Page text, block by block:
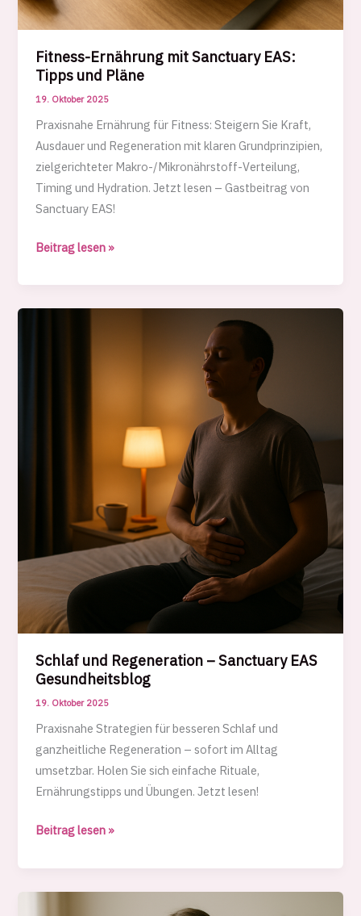
Fitness-Ernährung mit Sanctuary EAS:
Tipps und Pläne
19. Oktober 2025
Praxisnahe Ernährung für Fitness: Steigern Sie Kraft,
Ausdauer und Regeneration mit klaren Grundprinzipien,
zielgerichteter Makro-/Mikronährstoff-Verteilung,
Timing und Hydration. Jetzt lesen – Gastbeitrag von
Sanctuary EAS!
Fitness-
mit
Sanctuary
Beitrag lesen »
Schlaf und Regeneration – Sanctuary EAS
Gesundheitsblog
19. Oktober 2025
Praxisnahe Strategien für besseren Schlaf und
ganzheitliche Regeneration – sofort im Alltag
umsetzbar. Holen Sie sich einfache Rituale,
Ernährungstipps und Übungen. Jetzt lesen!
Schlaf
Regeneration
–
Beitrag lesen »